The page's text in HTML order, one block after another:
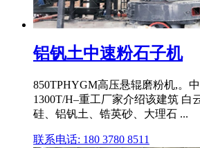
铝钒土中速粉石子机
850TPHYGM高压悬辊磨粉机,。
1300T/H–重工厂家介绍该建筑 白
硅、铝钒土、锆英砂、大理石 ...
联系电话: 180 3780 8511